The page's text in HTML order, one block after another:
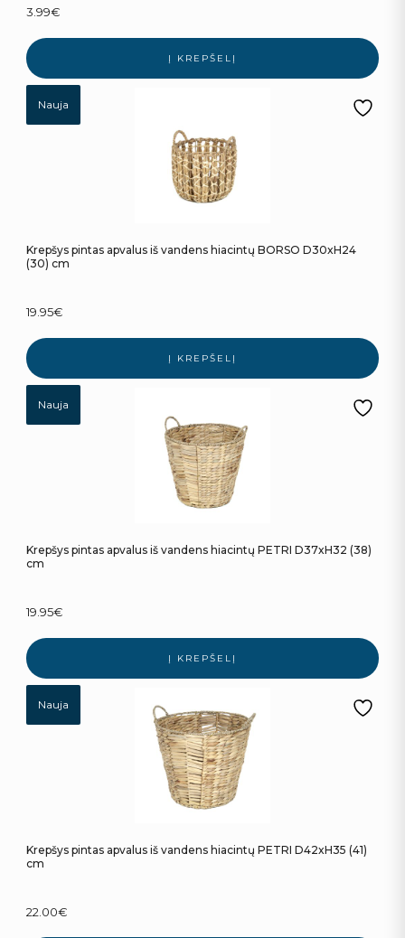
3.99€
Į KREPŠELĮ
Nauja
Krepšys pintas apvalus iš vandens hiacintų BORSO D30xH24
(30) cm
19.95€
Į KREPŠELĮ
Nauja
Krepšys pintas apvalus iš vandens hiacintų PETRI D37xH32 (38)
cm
19.95€
Į KREPŠELĮ
Nauja
Krepšys pintas apvalus iš vandens hiacintų PETRI D42xH35 (41)
cm
22.00€